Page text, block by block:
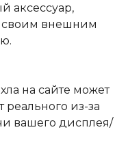
аксессуар,
своим внешним
на сайте может
реального из-за
вашего дисплея/